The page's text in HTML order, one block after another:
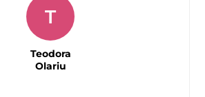
T
Teodora
Olariu